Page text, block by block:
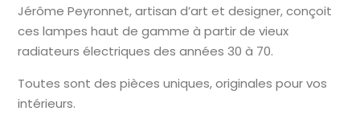
Jérôme Peyronnet, artisan d’art et designer, conçoit
ces lampes haut de gamme à partir de vieux
radiateurs électriques des années 30 à 70.
Toutes sont des pièces uniques, originales pour vos
intérieurs.